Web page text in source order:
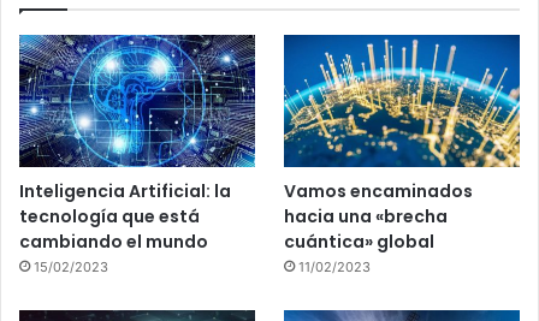
Inteligencia Artificial: la
tecnología que está
cambiando el mundo
15/02/2023
Vamos encaminados
hacia una «brecha
cuántica» global
11/02/2023